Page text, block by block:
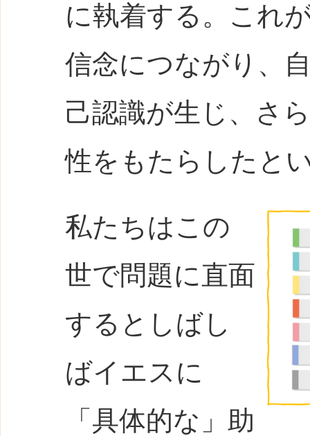
に執着する。これ
信念につながり、
己認識が生じ、さ
性をもたらしたと
私たちはこの
世で問題に直面
するとしばし
ばイエスに
「具体的な」助